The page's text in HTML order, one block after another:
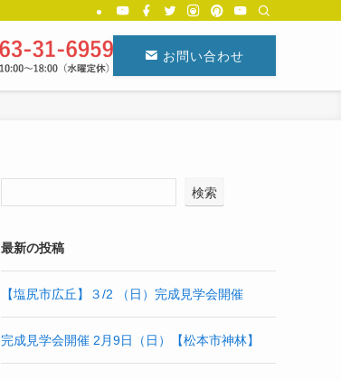
お問い合わせ
検索
最新の投稿
【塩尻市広丘】３/2 （日）完成見学会開催
完成見学会開催 2月9日（日）【松本市神林】